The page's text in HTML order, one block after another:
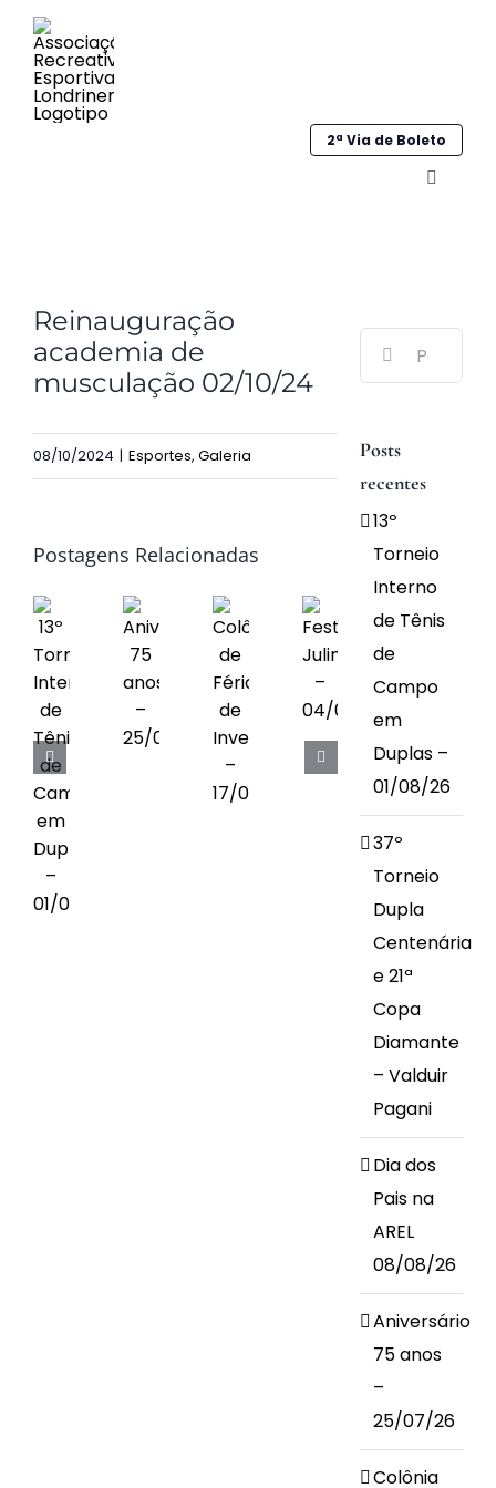
para
conteúdo
2ª Via de Boleto
Alternar
Institucional
Galeria
Sociocultural
Larger
Image
Reinauguração
academia de
musculação 02/10/24
08/10/2024 | Esportes, Galeria
Postagens Relacionadas
Buscar
resultados
Posts
recentes
13º
Torneio
Interno
de Tênis
de
Campo
em
Duplas –
01/08/26
37º
Torneio
Dupla
Centenária
e 21ª
Copa
Diamante
– Valduir
Pagani
Dia dos
Pais na
AREL
08/08/26
Aniversário
75 anos
–
25/07/26
Colônia